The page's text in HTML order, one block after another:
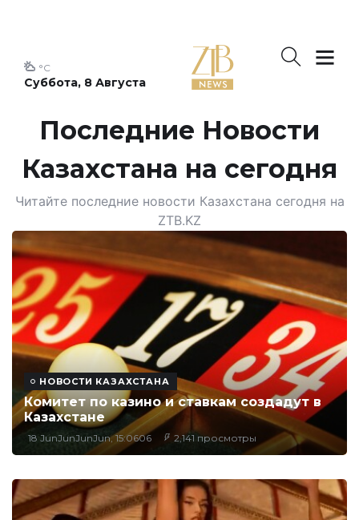
Суббота, 8 Августа
°C
Последние Новости
Казахстана на сегодня
Читайте последние новости Казахстана сегодня на
ZTB.KZ
НОВОСТИ КАЗАХСТАНА
Комитет по казино и ставкам создадут в
Казахстане
18 JunJunJunJun, 15:0606 2,141 просмотры